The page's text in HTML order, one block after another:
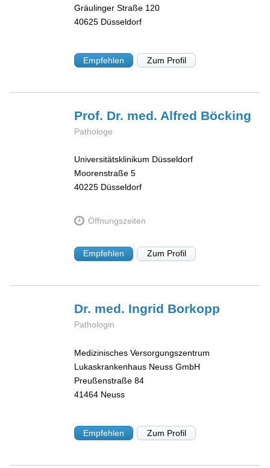
Gräulinger Straße 120
40625 Düsseldorf
Empfehlen Zum Profil
Prof. Dr. med. Alfred Böcking
Pathologe
Universitätsklinikum Düsseldorf
Moorenstraße 5
40225 Düsseldorf
Öffnungszeiten
Empfehlen Zum Profil
Dr. med. Ingrid Borkopp
Pathologin
Medizinisches Versorgungszentrum
Lukaskrankenhaus Neuss GmbH
Preußenstraße 84
41464 Neuss
Empfehlen Zum Profil